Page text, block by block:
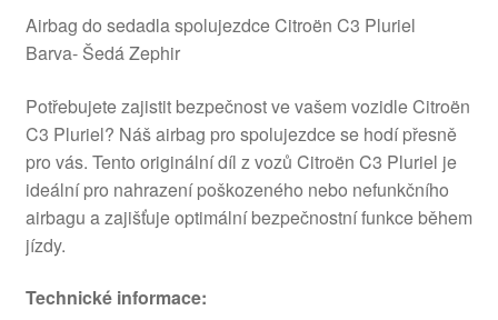
Airbag do sedadla spolujezdce Citroën C3 Pluriel
Barva- Šedá Zephir
Potřebujete zajistit bezpečnost ve vašem vozidle Citroën
C3 Pluriel? Náš airbag pro spolujezdce se hodí přesně
pro vás. Tento originální díl z vozů Citroën C3 Pluriel je
ideální pro nahrazení poškozeného nebo nefunkčního
airbagu a zajišťuje optimální bezpečnostní funkce během
jízdy.
Technické informace: